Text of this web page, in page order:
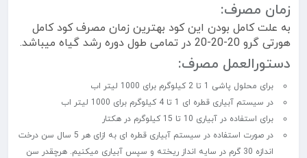
زمان مصرف:
به علت کامل بودن این کود بهترین زمان مصرف کود کامل
هورتی گرو 20-20-20 در تمامی طول دوره رشد گیاه میباشد.
دستورالعمل مصرف:
برای محلول پاشی 1 تا 2 کیلوگرم برای 1000 لیتر اب
در سیستم آبیاری قطره ای 1 تا 4 کیلوگرم برای 1000 لیتر اب
برای استفاده در آبیاری 10 تا 15 کیلوگرم در هکتار
در صورت استفاده در سیستم آبیاری قطره ای به ازای هر 5 سال سن درخت
اندازه 30 گرم در سایه انداز ریخته و سپس آبیاری میکنیم. هرچقدر سن